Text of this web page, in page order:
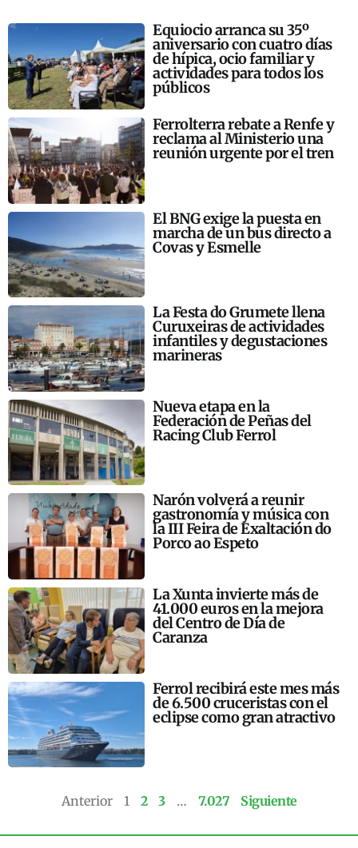
Equiocio arranca su 35º
aniversario con cuatro días
de hípica, ocio familiar y
actividades para todos los
públicos
Ferrolterra rebate a Renfe y
reclama al Ministerio una
reunión urgente por el tren
El BNG exige la puesta en
marcha de un bus directo a
Covas y Esmelle
La Festa do Grumete llena
Curuxeiras de actividades
infantiles y degustaciones
marineras
Nueva etapa en la
Federación de Peñas del
Racing Club Ferrol
Narón volverá a reunir
gastronomía y música con
la III Feira de Exaltación do
Porco ao Espeto
La Xunta invierte más de
41.000 euros en la mejora
del Centro de Día de
Caranza
Ferrol recibirá este mes más
de 6.500 cruceristas con el
eclipse como gran atractivo
Anterior 1 2 3 … 7.027 Siguiente